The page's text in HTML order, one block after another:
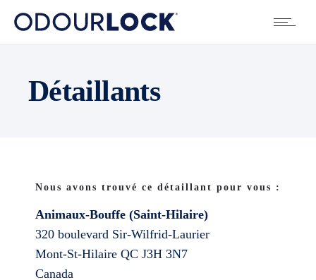
Détaillants
Nous avons trouvé ce détaillant pour vous :
Animaux-Bouffe (Saint-Hilaire)
320 boulevard Sir-Wilfrid-Laurier
Mont-St-Hilaire QC J3H 3N7
Canada